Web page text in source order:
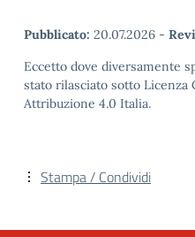
Pubblicato: 20.07.2026 -
Eccetto dove diversamente
stato rilasciato sotto Licenza
Attribuzione 4.0 Italia.
Stampa / Condividi